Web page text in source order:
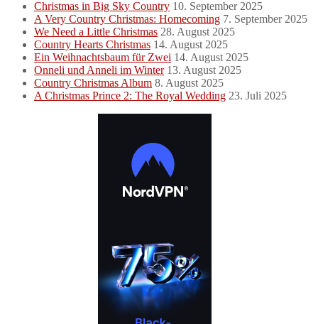
Christmas in Big Sky Country 10. September 2025
A Very Country Christmas: Homecoming 7. September 2025
We Need a Little Christmas 28. August 2025
Country Hearts Christmas 14. August 2025
Ein Weihnachtsbaum für Zwei 14. August 2025
Onneli und Anneli im Winter 13. August 2025
Country Christmas Album 8. August 2025
A Christmas Prince 2: The Royal Wedding 23. Juli 2025